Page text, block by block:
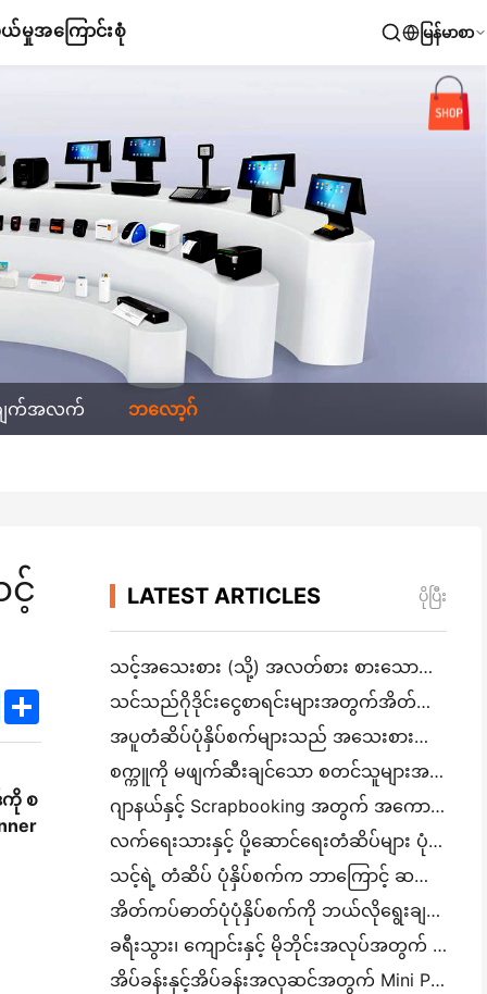
မှုအကြောင်းစုံ မြန်မာစာ
ျက်အလက် ဘလော့ဂ်
င့်
TwitterShare
ကို စ
LATEST ARTICLES ပိုပြီး
သင့်အသေးစား (သို့) အလတ်စား စားသောက်ဆိုင်အတွက် မှန်ကန်သော စားသောက်ဆိုင် ဆော့ဝဲလ်ကို ဘယ်လိုရွေ
သင်သည်ဂိုဒိုင်းငွေစာရင်းများအတွက်အိတ်ဆောင် A4 ပုံနှိပ်စက်လိုအပ်သလား? တကယ်တော့ အလုပ်လုပ်တာက ဘာလဲ။
အပူတံဆိပ်ပုံနှိပ်စက်များသည် အသေးစားလုပ်ငန်းထုတ်ကုန်များအတွက် ရေစိုခံတံဆိပ်များကို ထုတ်လုပ
စက္ကူကို မဖျက်ဆီးချင်သော စတင်သူများအတွက် အကောင်းဆုံး ချက်ချင်း ကင်မရာ
ဂျာနယ်နှင့် Scrapbooking အတွက် အကောင်းဆုံး အရောင်တံဆိပ်ထုတ်လုပ်သူ: စာမျက်နှာတိုင်းတွင် အရောင်ပိုထ
လက်ရေးသားနှင့် ပို့ဆောင်ရေးတံဆိပ်များ ပုံနှိပ်ခြင်း: ၂၀၂၆ ခုနှစ်တွင် အသေးစားလုပ်ငန်းများအတွက် အကြံပေးချက်များ
သင့်ရဲ့ တံဆိပ် ပုံနှိပ်စက်က ဘာကြောင့် ဆက်လက် ထိခိုက်နေတာလဲ။
အိတ်ကပ်ဓာတ်ပုံပုံနှိပ်စက်ကို ဘယ်လိုရွေးချယ်ရမည်: ဂျာနယ်၊ ခရီးသွားနှင့် iPhone အသုံးပြုသူများအတွက် အပြည့်အဝ
ခရီးသွား၊ ကျောင်းနှင့် မိုဘိုင်းအလုပ်အတွက် အကောင်းဆုံး မင်မပါသော Portable Printer: Hanin MT620 Pro Review
အိပ်ခန်းနှင့်အိပ်ခန်းအလှဆင်အတွက် Mini Photo Wall Layout စိတ်ကူးများနှင့်အကြံပေးချက်များ